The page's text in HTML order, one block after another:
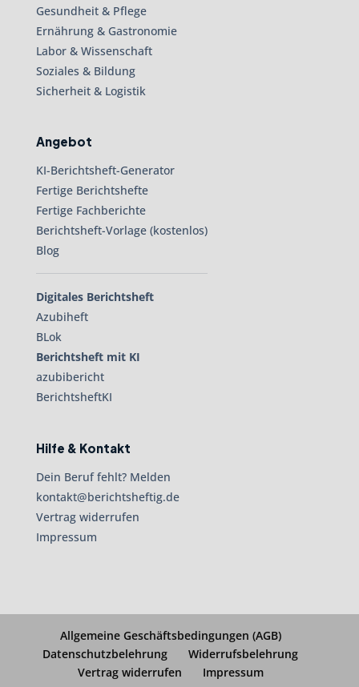
Gesundheit & Pflege
Ernährung & Gastronomie
Labor & Wissenschaft
Soziales & Bildung
Sicherheit & Logistik
Angebot
KI-Berichtsheft-Generator
Fertige Berichtshefte
Fertige Fachberichte
Berichtsheft-Vorlage (kostenlos)
Blog
Digitales Berichtsheft
Azubiheft
BLok
Berichtsheft mit KI
azubibericht
BerichtsheftKI
Hilfe & Kontakt
Dein Beruf fehlt? Melden
kontakt@berichtsheftig.de
Vertrag widerrufen
Impressum
Allgemeine Geschäftsbedingungen (AGB)
Datenschutzbelehrung
Widerrufsbelehrung
Vertrag widerrufen
Impressum